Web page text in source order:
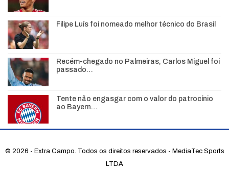
Filipe Luís foi nomeado melhor técnico do Brasil
Recém-chegado no Palmeiras, Carlos Miguel foi
passado…
Tente não engasgar com o valor do patrocínio
ao Bayern…
© 2026 - Extra Campo. Todos os direitos reservados - MediaTec Sports
LTDA